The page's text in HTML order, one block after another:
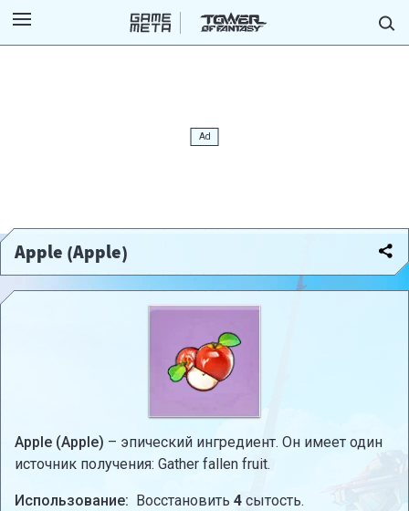
Apple (Apple)
Apple (Apple) – эпический ингредиент. Он имеет один
источник получения: Gather fallen fruit.
Использование: Восстановить 4 сытость.